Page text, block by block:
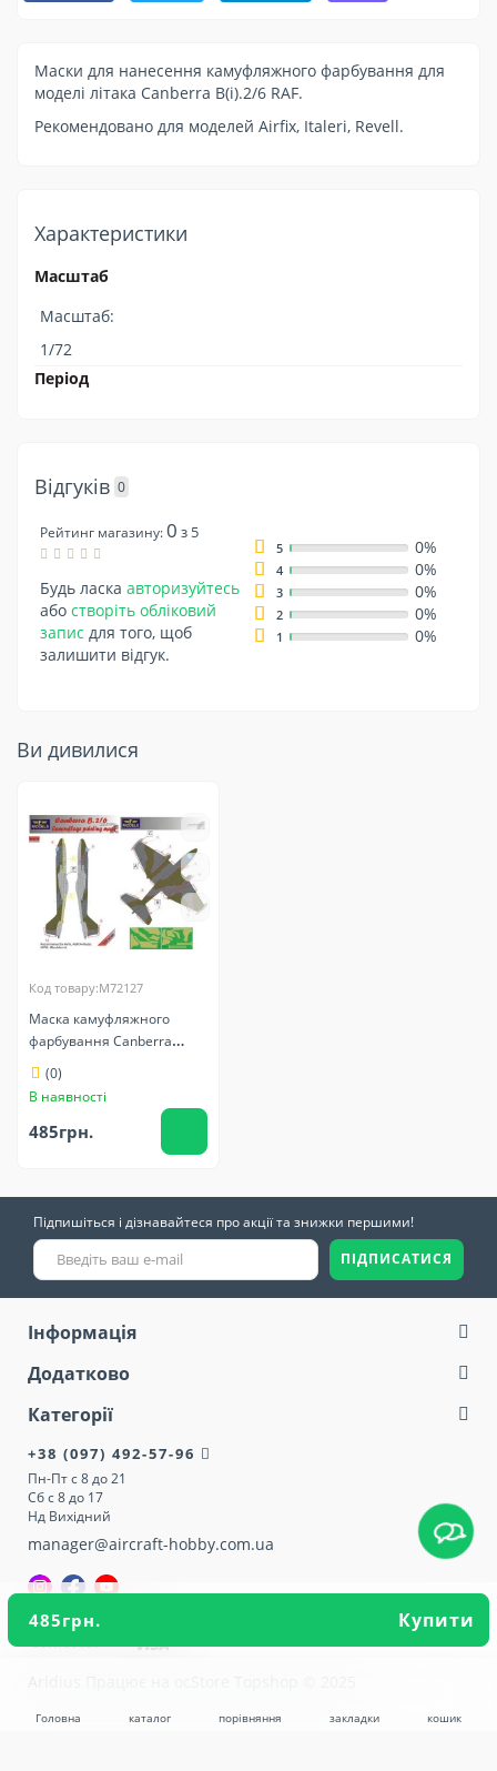
кошик
Головна каталог порівняння закладки
485грн. Купити
Маски для нанесення камуфляжного фарбування для
моделі літака Canberra B(i).2/6 RAF.
Рекомендовано для моделей Airfix, Italeri, Revell.
Характеристики
Масштаб
Масштаб:
1/72
Період
Відгуків 0
Рейтинг магазину:0 з 5
Будь ласка авторизуйтесь
або створіть обліковий
запис для того, щоб
залишити відгук.
5 0%
4 0%
3 0%
2 0%
1 0%
Ви дивилися
Код товару:M72127
Маска камуфляжного
фарбування Canberra
B(i).2/6 1/72 LFmodels
M72127
(0)
В наявності
485грн.
Підпишіться і дізнавайтеся про акції та знижки першими!
ПІДПИСАТИСЯ
Інформація
Додатково
Категорії
+38 (097) 492-57-96
Пн-Пт с 8 до 21
Сб с 8 до 17
Нд Вихідний
manager@aircraft-hobby.com.ua